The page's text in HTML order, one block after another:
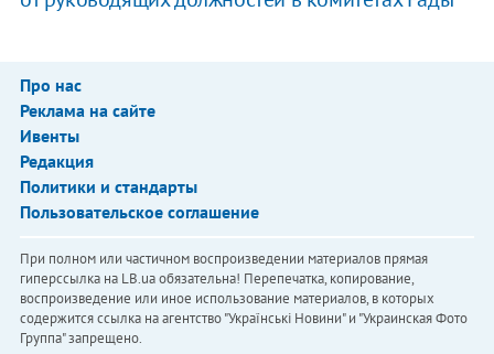
Про нас
Реклама на сайте
Ивенты
Редакция
Политики и стандарты
Пользовательское соглашение
При полном или частичном воспроизведении материалов прямая
гиперссылка на LB.ua обязательна! Перепечатка, копирование,
воспроизведение или иное использование материалов, в которых
содержится ссылка на агентство "Українськi Новини" и "Украинская Фото
Группа" запрещено.